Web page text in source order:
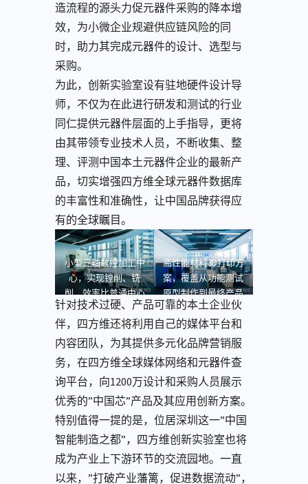
造流程的源头力促元器件采购的降本增
效，为小微企业规避供应链风险的同
时，助力其完成元器件的设计、选型与
采购。
为此，创新实验室设有驻地硬件设计导
师，不仅为在此进行研发和测试的行业
同仁提供元器件层面的上手指导，更将
由其带领专业技术人员，不断收集、整
理、评测中国本土元器件企业的最新产
品，切实增强四方维全球元器件数据库
的丰富性和准确性，让中国品牌获得应
有的全球瞩目。
小型三轴数控加工中
心，实现镗削、铣
削，效率比普通中心
高 20%以上
高性能材料3D打印方
案，覆盖从功能测试
原型制作到最终产品
批量生产
针对技术过硬、产品可靠的本土企业伙
伴，四方维还将利用自己的媒体平台和
内容团队，为其提供多元化品牌营销服
务，在四方维全球媒体网络和元器件查
询平台，向1200万设计和采购人员展示
优秀的”中国芯”产品及其应用创新方案。
特别值得一提的是，位居深圳这一”中国
智能制造之都”，四方维创新实验室也将
成为产业上下游环节的交流园地。一直
以来，”打破产业藩篱，促进数据流动”，